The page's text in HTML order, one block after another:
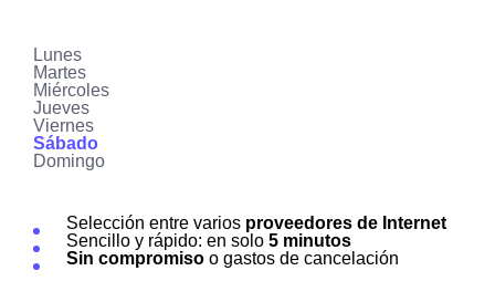
Lunes
Martes
Miércoles
Jueves
Viernes
Sábado
Domingo
Selección entre varios proveedores de Internet
Sencillo y rápido: en solo 5 minutos
Sin compromiso o gastos de cancelación